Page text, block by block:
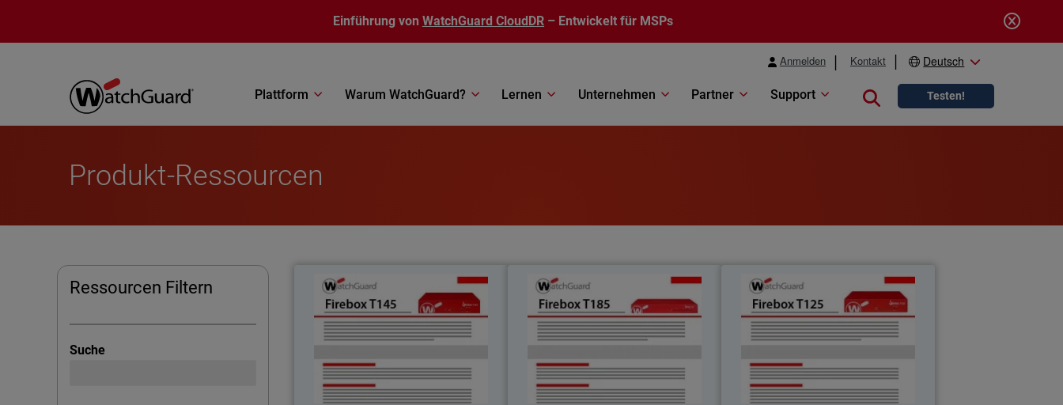
Einführung von WatchGuard CloudDR – Entwickelt für MSPs
Anmelden Kontakt Deutsch
Plattform Warum WatchGuard? Lernen Unternehmen Partner Support Close search
Testen!
Produkt-Ressourcen
Ressourcen Filtern
Suche
Firebox T145
El T145 ofrece puertos SFP+ de 10 G y
alta velocidad También está disponible
con conexiones de Wi-Fi y banda dual.
Firebox T185
Un dispositivo de alto rendimiento y
expansión de puerto, fibra SFP+
opcional y módulos LTE para lograr una
Firebox T125
Ideal para sitios pequeños, como
WAN, AV inteligente integrado, puertos
de 2.5 Gbps y antenas de banda dual.